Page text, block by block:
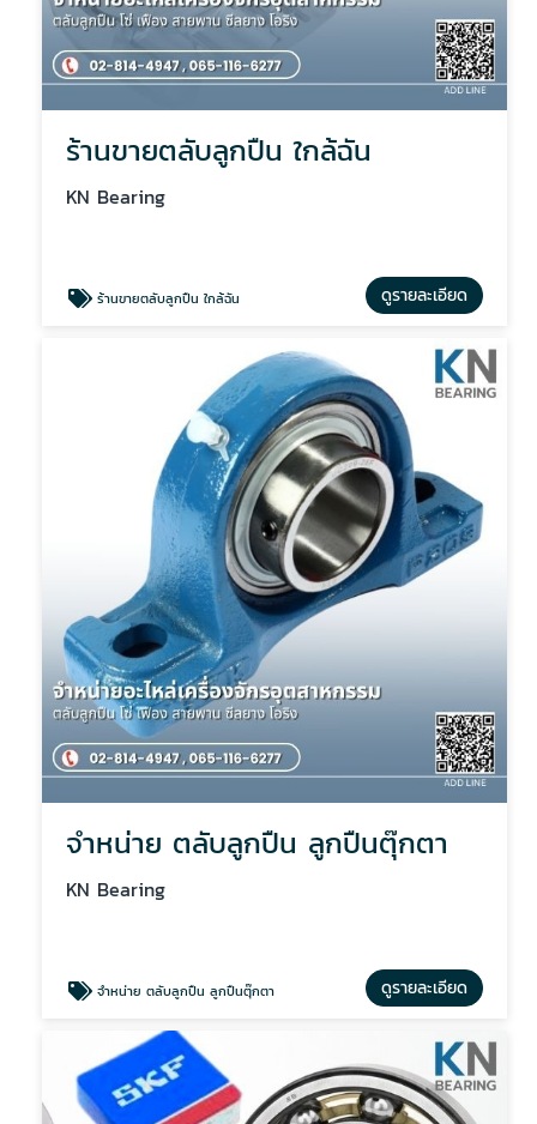
ร้านขายตลับลูกปืน ใกล้ฉัน
KN Bearing
ร้านขายตลับลูกปืน ใกล้ฉัน ดูรายละเอียด
จำหน่าย ตลับลูกปืน ลูกปืนตุ๊กตา
KN Bearing
จำหน่าย ตลับลูกปืน ลูกปืนตุ๊กตา ดูรายละเอียด